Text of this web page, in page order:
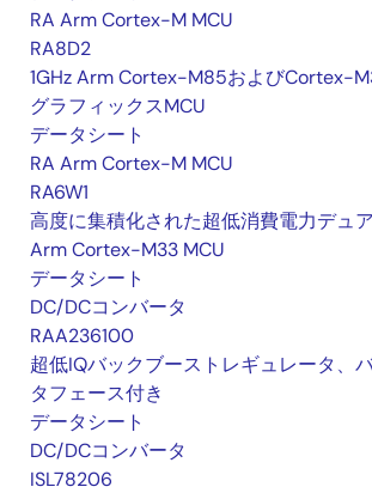
RA Arm Cortex-M MCU
RA8D2
1GHz Arm Cortex-M85およびCortex-
グラフィックスMCU
データシート
RA Arm Cortex-M MCU
RA6W1
高度に集積化された超低消費電力デュ
Arm Cortex-M33 MCU
データシート
DC/DCコンバータ
RAA236100
超低IQバックブーストレギュレータ、
タフェース付き
データシート
DC/DCコンバータ
ISL78206